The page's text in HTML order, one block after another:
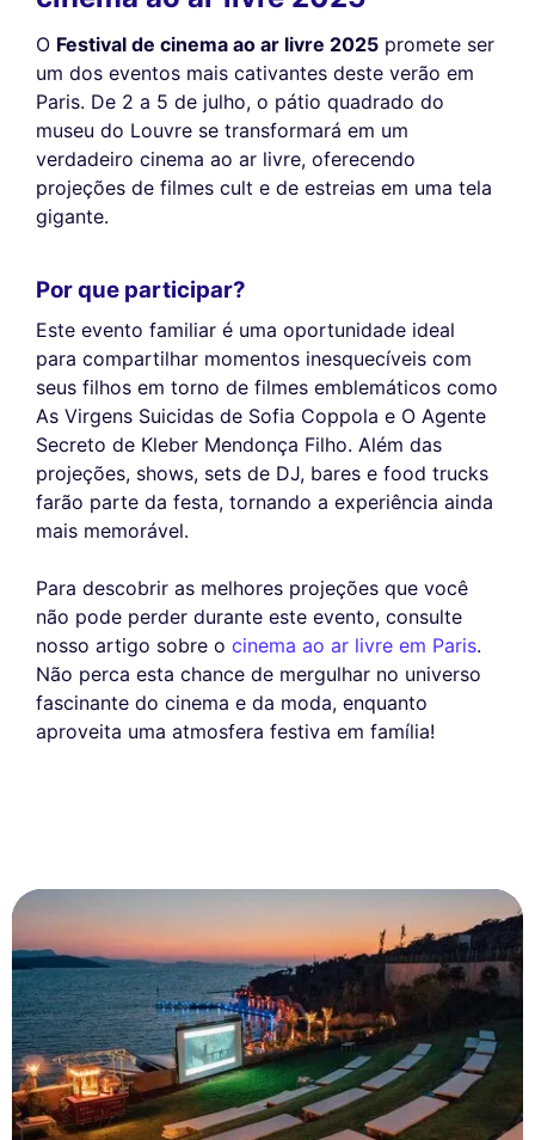
O Festival de cinema ao ar livre 2025 promete ser
um dos eventos mais cativantes deste verão em
Paris. De 2 a 5 de julho, o pátio quadrado do
museu do Louvre se transformará em um
verdadeiro cinema ao ar livre, oferecendo
projeções de filmes cult e de estreias em uma tela
gigante.
Por que participar?
Este evento familiar é uma oportunidade ideal
para compartilhar momentos inesquecíveis com
seus filhos em torno de filmes emblemáticos como
As Virgens Suicidas de Sofia Coppola e O Agente
Secreto de Kleber Mendonça Filho. Além das
projeções, shows, sets de DJ, bares e food trucks
farão parte da festa, tornando a experiência ainda
mais memorável.
Para descobrir as melhores projeções que você
não pode perder durante este evento, consulte
nosso artigo sobre o cinema ao ar livre em Paris.
Não perca esta chance de mergulhar no universo
fascinante do cinema e da moda, enquanto
aproveita uma atmosfera festiva em família!